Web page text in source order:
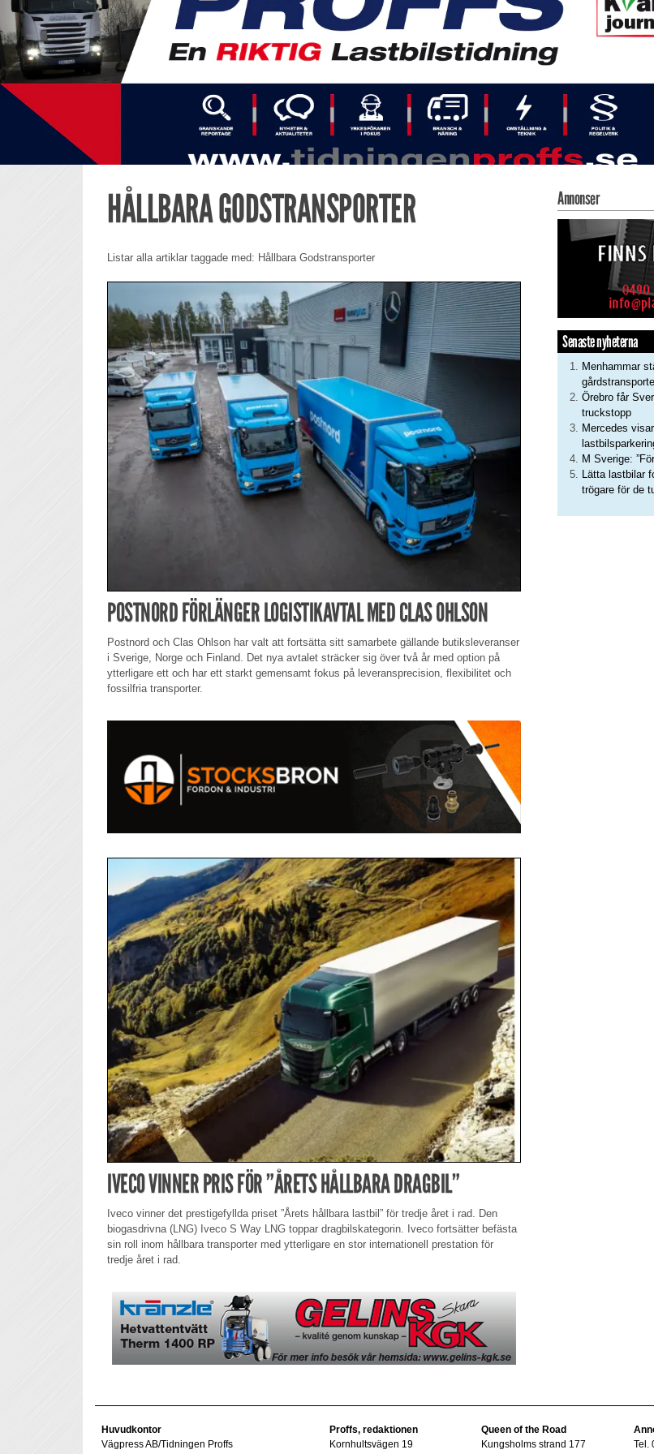
HÅLLBARA GODSTRANSPORTER
Listar alla artiklar taggade med: Hållbara Godstransporter
POSTNORD FÖRLÄNGER LOGISTIKAVTAL MED CLAS OHLSON
Postnord och Clas Ohlson har valt att fortsätta sitt samarbete gällande butiksleveranser
i Sverige, Norge och Finland. Det nya avtalet sträcker sig över två år med option på
ytterligare ett och har ett starkt gemensamt fokus på leveransprecision, flexibilitet och
fossilfria transporter.
IVECO VINNER PRIS FÖR ”ÅRETS HÅLLBARA DRAGBIL”
Iveco vinner det prestigefyllda priset ”Årets hållbara lastbil” för tredje året i rad. Den
biogasdrivna (LNG) Iveco S Way LNG toppar dragbilskategorin. Iveco fortsätter befästa
sin roll inom hållbara transporter med ytterligare en stor internationell prestation för
tredje året i rad.
Annonser
Senaste nyheterna
Menhammar
Örebro får
truckstopp
Mercedes
M Sverige:
Lätta lastbilar
trögare för de
Huvudkontor
Vägpress AB/Tidningen Proffs
Proffs, redaktionen
Kornhultsvägen 19
Queen of the Road
Kungsholms strand 177
Tel.